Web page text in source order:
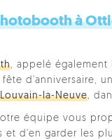
à
, appelé
d'anniversaire,
la-Neuve,
équipe vous
et d'en garder les